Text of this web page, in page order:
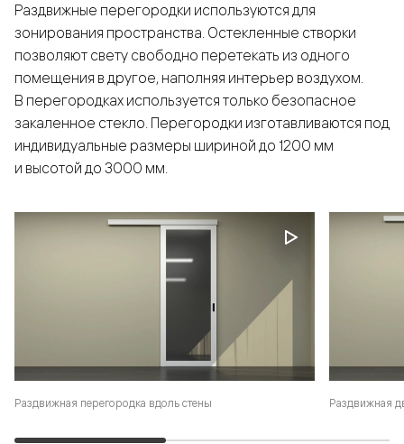
Раздвижные перегородки используются для
зонирования пространства. Остекленные створки
позволяют свету свободно перетекать из одного
помещения в другое, наполняя интерьер воздухом.
В перегородках используется только безопасное
закаленное стекло. Перегородки изготавливаются под
индивидуальные размеры шириной до 1200 мм
и высотой до 3000 мм.
Раздвижная перегородка вдоль стены Раздвижная